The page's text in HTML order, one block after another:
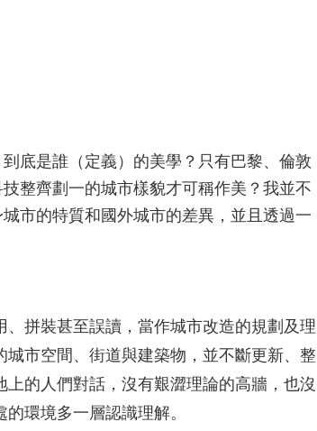
底是誰（定義）的美學？只有巴黎、倫敦
整齊劃一的城市樣貌才可稱作美？我並不
市的特質和國外城市的差異，並且透過一
拼裝甚至誤讀，當作城市改造的規劃及理
市空間、街道與建築物，並不斷更新、整
的人們對話，沒有艱澀理論的高牆，也沒
環境多一層認識理解。